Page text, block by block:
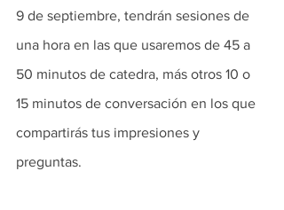
9 de septiembre, tendrán sesiones de
una hora en las que usaremos de 45 a
50 minutos de catedra, más otros 10 o
15 minutos de conversación en los que
compartirás tus impresiones y
preguntas.